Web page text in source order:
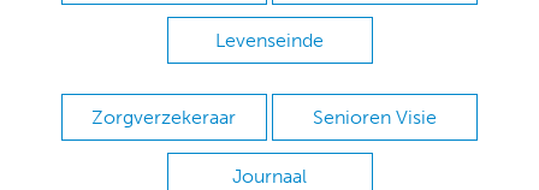
Levenseinde
Zorgverzekeraar Senioren Visie
Journaal